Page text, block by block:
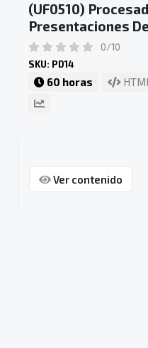
(UF0510)
Presentaciones
0/10
SKU: PD14
60 horas HTML
Ver contenido